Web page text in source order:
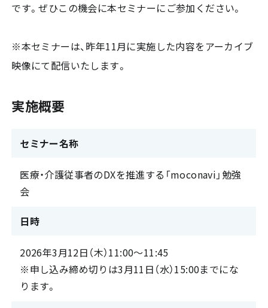
です。ぜひこの機会に本セミナーにご参加ください。
※本セミナーは、昨年11月に実施した内容をアーカイブ
映像にて配信いたします。
実施概要
セミナー名称
医療・介護従事者のDXを推進する「moconavi」勉強
会
日時
2026年3月12日（木）11:00～11:45
※申し込み締め切りは3月11日（水）15:00までにな
ります。